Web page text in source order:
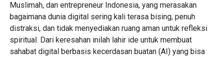
Muslimah, dan entrepreneur Indonesia, yang merasakan
bagaimana dunia digital sering kali terasa bising, penuh
distraksi, dan tidak menyediakan ruang aman untuk refleksi
spiritual. Dari keresahan inilah lahir ide untuk membuat
sahabat digital berbasis kecerdasan buatan (AI) yang bisa